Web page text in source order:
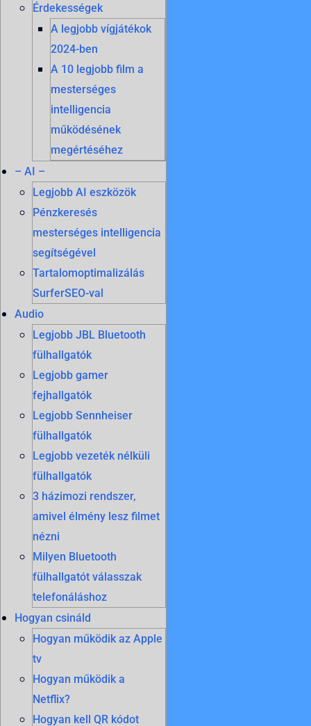
Érdekességek
A legjobb vígjátékok
2024-ben
A 10 legjobb film a
mesterséges
intelligencia
működésének
megértéséhez
– AI –
Legjobb AI eszközök
Pénzkeresés
mesterséges intelligencia
segítségével
Tartalomoptimalizálás
SurferSEO-val
Audio
Legjobb JBL Bluetooth
fülhallgatók
Legjobb gamer
fejhallgatók
Legjobb Sennheiser
fülhallgatók
Legjobb vezeték nélküli
fülhallgatók
3 házimozi rendszer,
amivel élmény lesz filmet
nézni
Milyen Bluetooth
fülhallgatót válasszak
telefonáláshoz
Hogyan csináld
Hogyan működik az Apple
tv
Hogyan működik a
Netflix?
Hogyan kell QR kódot